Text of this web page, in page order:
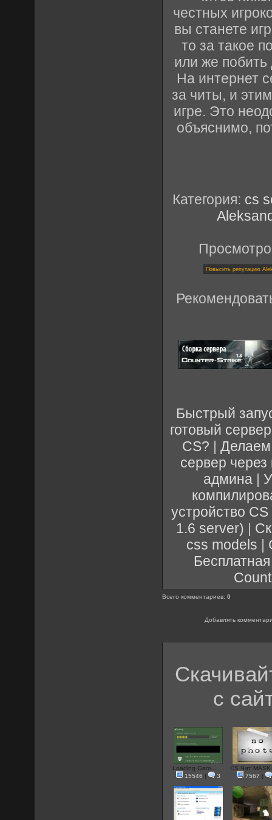
честных
вы станете
то за такое
или же побить
На интернет
за читы, и
игре. Это
объяснимо,
Категория: cs
Быстрый
готовый
CS? |
сервер через
админа |
устройство
1.6 server) |
css models |
Всего комментариев:0
Добавлять
с
Loading Gam...
15546 | 3
CS Чит
7567 |